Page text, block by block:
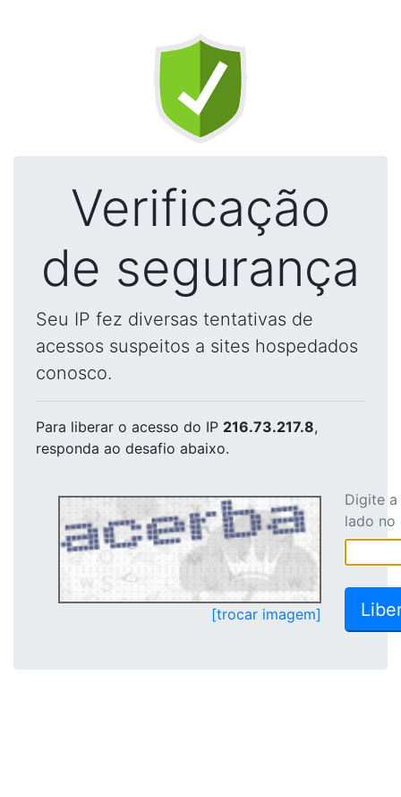
Verificação
de segurança
Seu IP fez diversas tentativas de
acessos suspeitos a sites hospedados
conosco.
Para liberar o acesso do IP 216.73.217.8,
responda ao desafio abaixo.
[trocar imagem]
Digite
lado no